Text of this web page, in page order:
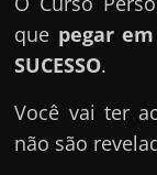
que pegar
SUCESSO.
Você vai ter
não são